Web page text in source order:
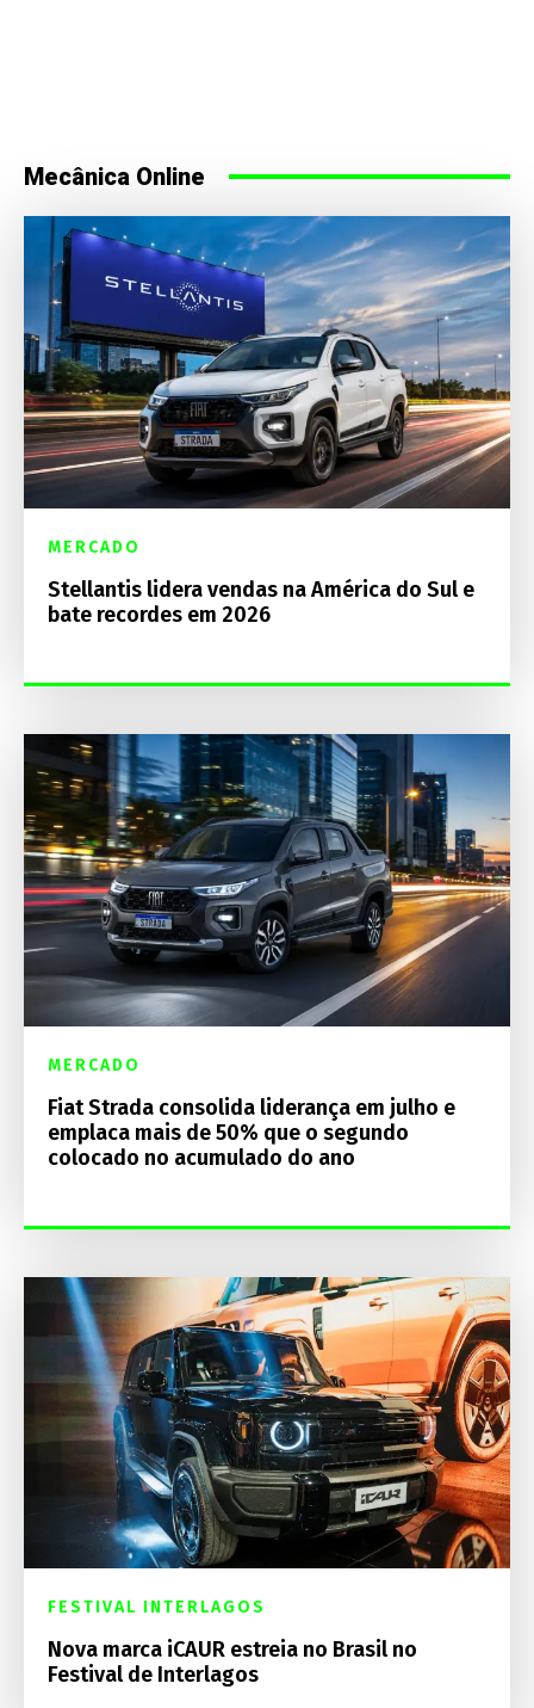
Mecânica Online
MERCADO
Stellantis lidera vendas na América do Sul e
bate recordes em 2026
MERCADO
Fiat Strada consolida liderança em julho e
emplaca mais de 50% que o segundo
colocado no acumulado do ano
FESTIVAL INTERLAGOS
Nova marca iCAUR estreia no Brasil no
Festival de Interlagos